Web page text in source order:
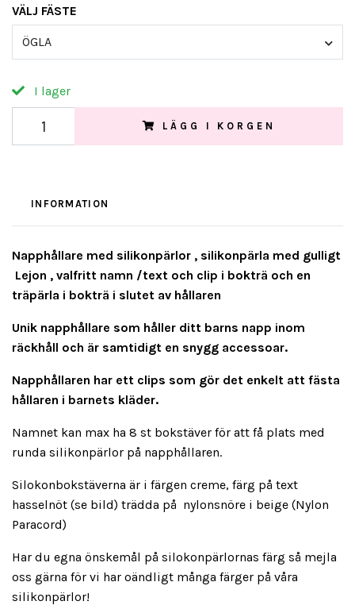
VÄLJ FÄSTE
ÖGLA
I lager
LÄGG I KORGEN
INFORMATION
Napphållare med silikonpärlor , silikonpärla med gulligt
Lejon , valfritt namn /text och clip i bokträ och en
träpärla i bokträ i slutet av hållaren
Unik napphållare som håller ditt barns napp inom
räckhåll och är samtidigt en snygg accessoar.
Napphållaren har ett clips som gör det enkelt att fästa
hållaren i barnets kläder.
Namnet kan max ha 8 st bokstäver för att få plats med
runda silikonpärlor på napphållaren.
Silokonbokstäverna är i färgen creme, färg på text
hasselnöt (se bild) trädda på nylonsnöre i beige (Nylon
Paracord)
Har du egna önskemål på silokonpärlornas färg så mejla
oss gärna för vi har oändligt många färger på våra
silikonpärlor!